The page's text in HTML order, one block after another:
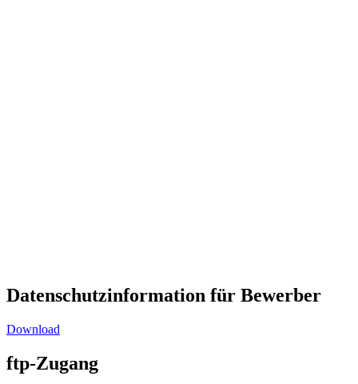
Datenschutzinformation für Bewerber
Download
ftp-Zugang